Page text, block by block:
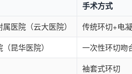
手术方式
医院（云大医院）
传统环切+电
昆华医院）
一次性环切吻
袖套式环切